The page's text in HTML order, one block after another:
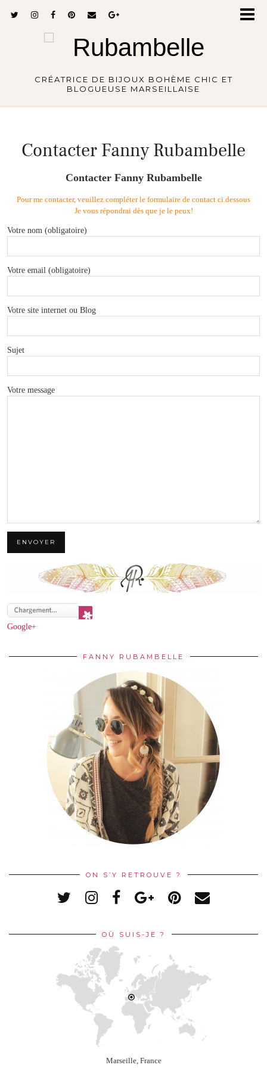
CRÉATRICE DE BIJOUX BOHÈME CHIC ET
BLOGUEUSE MARSEILLAISE
Contacter Fanny Rubambelle
Contacter Fanny Rubambelle
Pour me contacter, veuillez compléter le formulaire de contact ci dessous
Je vous répondrai dès que je le peux!
Votre nom (obligatoire)
Votre email (obligatoire)
Votre site internet ou Blog
Sujet
Votre message
Google+
FANNY RUBAMBELLE
ON S’Y RETROUVE ?
OÙ SUIS-JE ?
Marseille, France